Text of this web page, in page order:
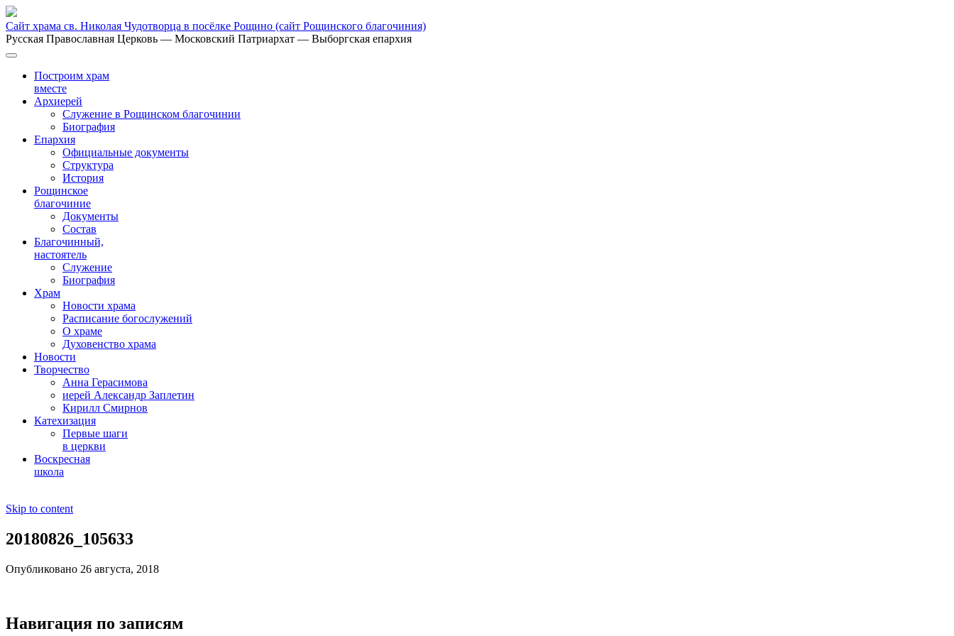
Сайт храма св. Николая Чудотворца в посёлке Рощино (сайт Рощинского благочиния)
Русская Православная Церковь — Московский Патриархат — Выборгская епархия
Построим храм
вместе
Архиерей
Служение в Рощинском благочинии
Биография
Епархия
Официальные документы
Структура
История
Рощинское
благочиние
Документы
Состав
Благочинный,
настоятель
Служение
Биография
Храм
Новости храма
Расписание богослужений
О храме
Духовенство храма
Новости
Творчество
Анна Герасимова
иерей Александр Заплетин
Кирилл Смирнов
Катехизация
Первые шаги
в церкви
Воскресная
школа
Skip to content
20180826_105633
Опубликовано 26 августа, 2018
Навигация по записям